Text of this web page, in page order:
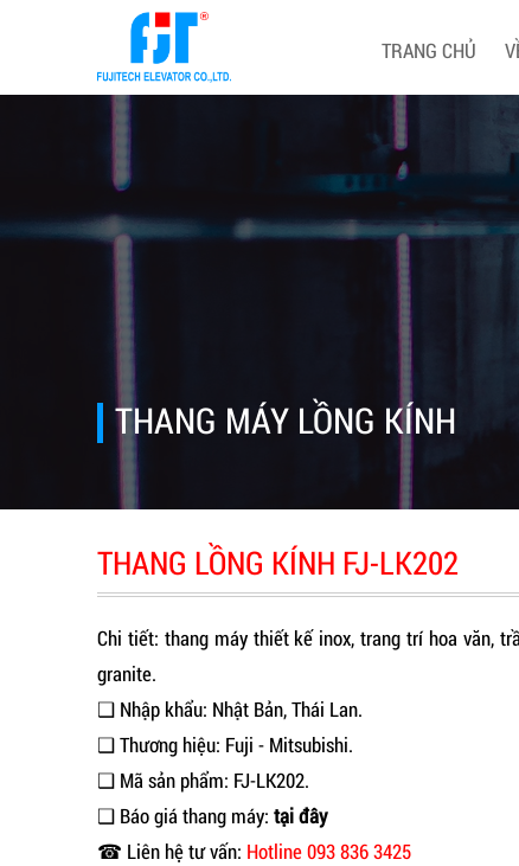
TRANG CHỦ
THANG MÁY LỒNG KÍNH
THANG LỒNG KÍNH FJ-LK202
Chi tiết: thang máy thiết kế inox, trang trí hoa văn,
granite.
❑ Nhập khẩu: Nhật Bản, Thái Lan.
❑ Thương hiệu: Fuji - Mitsubishi.
❑ Mã sản phẩm: FJ-LK202.
❑ Báo giá thang máy: tại đây
☎ Liên hệ tư vấn: Hotline 093 836 3425